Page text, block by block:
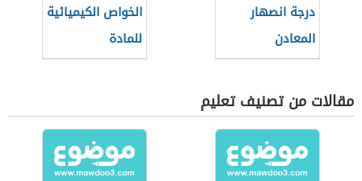
درجة انصهار
المعادن
الخواص الكيميائية
للمادة
مقالات من تصنيف تعليم